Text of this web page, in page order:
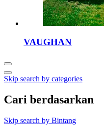
VAUGHAN
Skip search by categories
Cari berdasarkan
Skip search by Bintang